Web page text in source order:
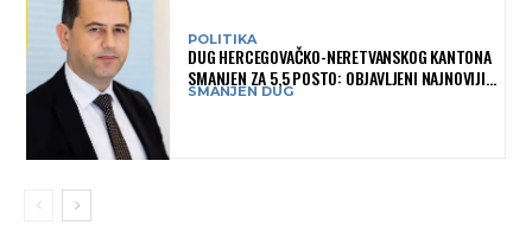
POLITIKA
DUG HERCEGOVAČKO-NERETVANSKOG KANTONA
SMANJEN ZA 5,5 POSTO: OBJAVLJENI NAJNOVIJI
PODACI MINISTARSTVA FINANSIJA
SMANJEN DUG